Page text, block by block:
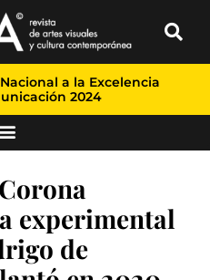
a la Excelencia
2024
experimental
de